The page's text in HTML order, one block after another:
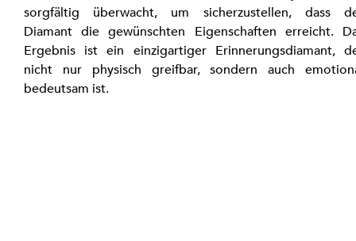
sorgfältig überwacht, um sicherzustellen, dass
Diamant die gewünschten Eigenschaften erreicht.
Ergebnis ist ein einzigartiger Erinnerungsdiamant,
nicht nur physisch greifbar, sondern auch
bedeutsam ist.